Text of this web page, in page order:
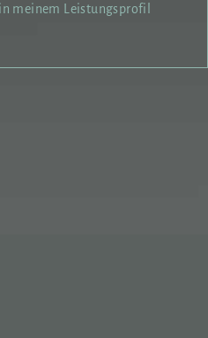
meinem Leistungsprofil